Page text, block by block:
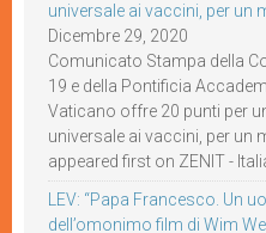
universale ai vaccini, per un
Dicembre 29, 2020
Comunicato Stampa della
19 e della Pontificia
Vaticano offre 20 punti per
universale ai vaccini, per un
appeared first on ZENIT -
LEV: “Papa Francesco. Un
dell’omonimo film di Wim